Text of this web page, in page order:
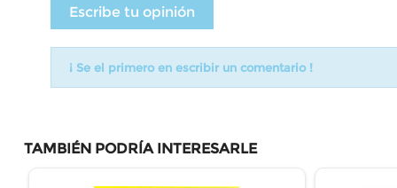
Escribe tu opinión
¡ Se el primero en escribir un comentario !
TAMBIÉN PODRÍA INTERESARLE